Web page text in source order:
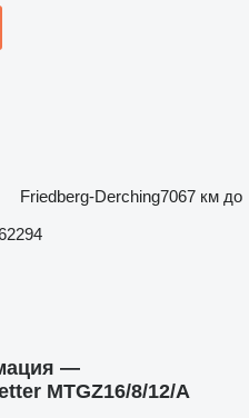
Friedberg-Derching7067 км до
—
MTGZ16/8/12/A